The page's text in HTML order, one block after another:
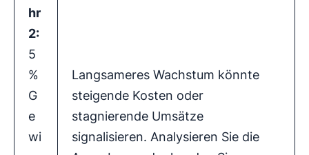
hr
2:
5
%
G
e
wi
Langsameres Wachstum könnte
steigende Kosten oder
stagnierende Umsätze
signalisieren. Analysieren Sie die